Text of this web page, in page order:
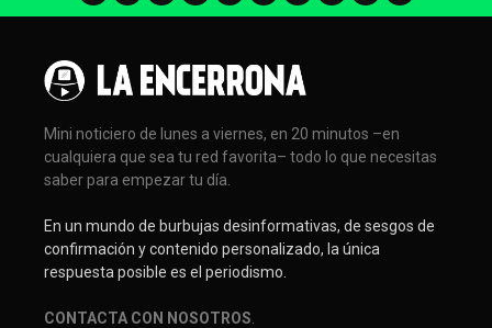
Mini noticiero de lunes a viernes, en 20 minutos –en
cualquiera que sea tu red favorita– todo lo que necesitas
saber para empezar tu día.
En un mundo de burbujas desinformativas, de sesgos de
confirmación y contenido personalizado, la única
respuesta posible es el periodismo.
CONTACTA CON NOSOTROS